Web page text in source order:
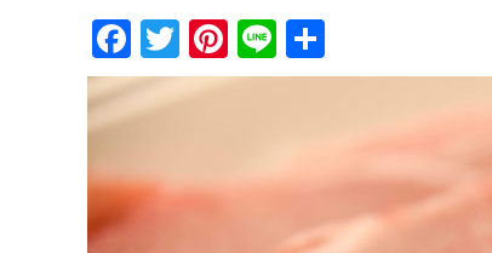
Facebook
TwitterPinterest
Line
有